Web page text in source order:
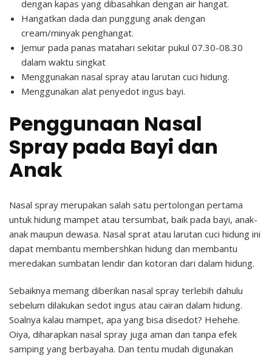
dengan kapas yang dibasahkan dengan air hangat.
Hangatkan dada dan punggung anak dengan
cream/minyak penghangat.
Jemur pada panas matahari sekitar pukul 07.30-08.30
dalam waktu singkat
Menggunakan nasal spray atau larutan cuci hidung.
Menggunakan alat penyedot ingus bayi.
Penggunaan Nasal
Spray pada Bayi dan
Anak
Nasal spray merupakan salah satu pertolongan pertama
untuk hidung mampet atau tersumbat, baik pada bayi, anak-
anak maupun dewasa. Nasal sprat atau larutan cuci hidung ini
dapat membantu membershkan hidung dan membantu
meredakan sumbatan lendir dan kotoran dari dalam hidung.
Sebaiknya memang diberikan nasal spray terlebih dahulu
sebelum dilakukan sedot ingus atau cairan dalam hidung.
Soalnya kalau mampet, apa yang bisa disedot? Hehehe.
Oiya, diharapkan nasal spray juga aman dan tanpa efek
samping yang berbayaha. Dan tentu mudah digunakan